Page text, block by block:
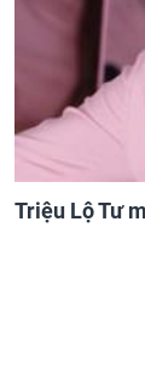
Triệu Lộ Tư